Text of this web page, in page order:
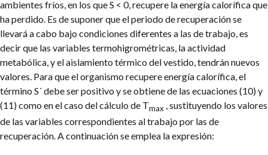
ambientes fríos, en los que S < 0, recupere la energía calorífica que
ha perdido. Es de suponer que el periodo de recuperación se
llevará a cabo bajo condiciones diferentes a las de trabajo, es
decir que las variables termohigrométricas, la actividad
metabólica, y el aislamiento térmico del vestido, tendrán nuevos
valores. Para que el organismo recupere energía calorífica, el
término S´ debe ser positivo y se obtiene de las ecuaciones (10) y
(11) como en el caso del cálculo de Tmax , sustituyendo los valores
de las variables correspondientes al trabajo por las de
recuperación. A continuación se emplea la expresión: